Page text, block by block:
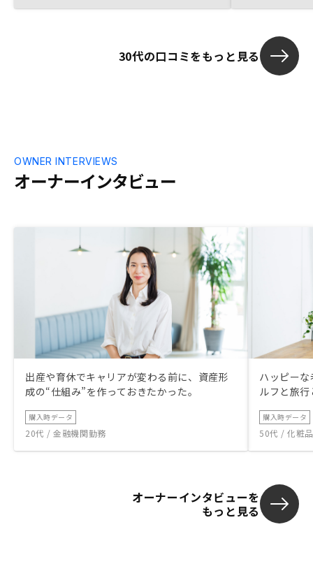
30代の口コミをもっと見る
オーナーインタビュー
OWNER INTERVIEWS
出産や育休でキャリアが変わる前に、資産形
成の“仕組み”を作っておきたかった。
購入時データ
20代 / 金融機関勤務
ハッピー
ルフと旅
購入時データ
50代 / 化粧
オーナーインタビューを
もっと見る